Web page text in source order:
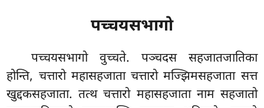
पच्चयसभागो
पच्चयसभागो वुच्चते. पञ्चदस सहजातजातिका
होन्ति, चत्तारो महासहजाता चत्तारो मज्झिमसहजाता सत्त
खुद्दकसहजाता. तत्थ चत्तारो महासहजाता नाम सहजातो